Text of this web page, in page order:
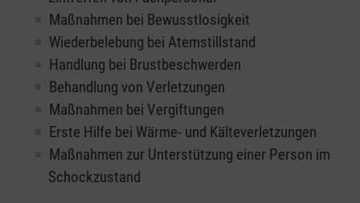
Maßnahmen bei Bewusstlosigkeit
Wiederbelebung bei Atemstillstand
Handlung bei Brustbeschwerden
Behandlung von Verletzungen
Maßnahmen bei Vergiftungen
Erste Hilfe bei Wärme- und Kälteverletzungen
Maßnahmen zur Unterstützung einer Person im
Schockzustand